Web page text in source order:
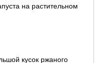
на растительном
кусок ржаного